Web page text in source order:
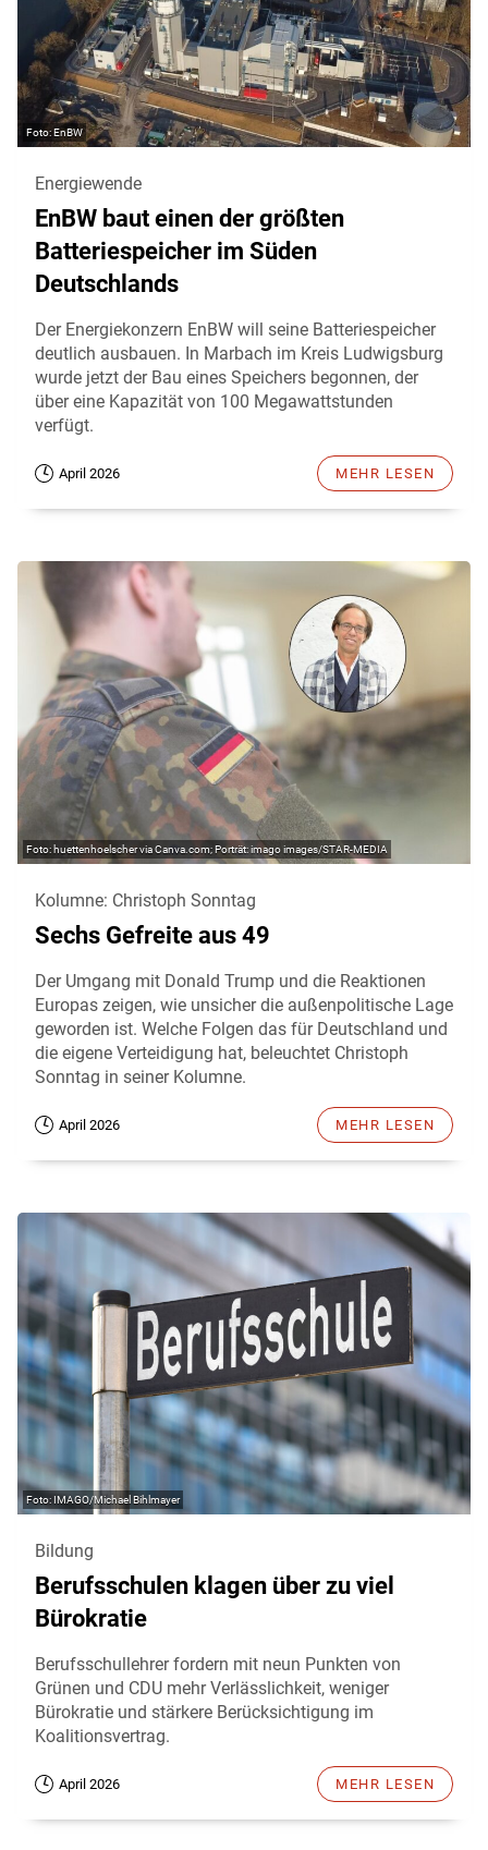
EnBW
Energiewende
EnBW baut einen der größten
Batteriespeicher im Süden
Deutschlands
Der Energiekonzern EnBW will seine Batteriespeicher
deutlich ausbauen. In Marbach im Kreis Ludwigsburg
wurde jetzt der Bau eines Speichers begonnen, der
über eine Kapazität von 100 Megawattstunden
verfügt.
April 2026 MEHR LESEN
huettenhoelscher via Canva.com; Porträt: imago images/STAR-MEDIA
Kolumne: Christoph Sonntag
Sechs Gefreite aus 49
Der Umgang mit Donald Trump und die Reaktionen
Europas zeigen, wie unsicher die außenpolitische Lage
geworden ist. Welche Folgen das für Deutschland und
die eigene Verteidigung hat, beleuchtet Christoph
Sonntag in seiner Kolumne.
April 2026 MEHR LESEN
IMAGO/Michael Bihlmayer
Bildung
Berufsschulen klagen über zu viel
Bürokratie
Berufsschullehrer fordern mit neun Punkten von
Grünen und CDU mehr Verlässlichkeit, weniger
Bürokratie und stärkere Berücksichtigung im
Koalitionsvertrag.
April 2026 MEHR LESEN